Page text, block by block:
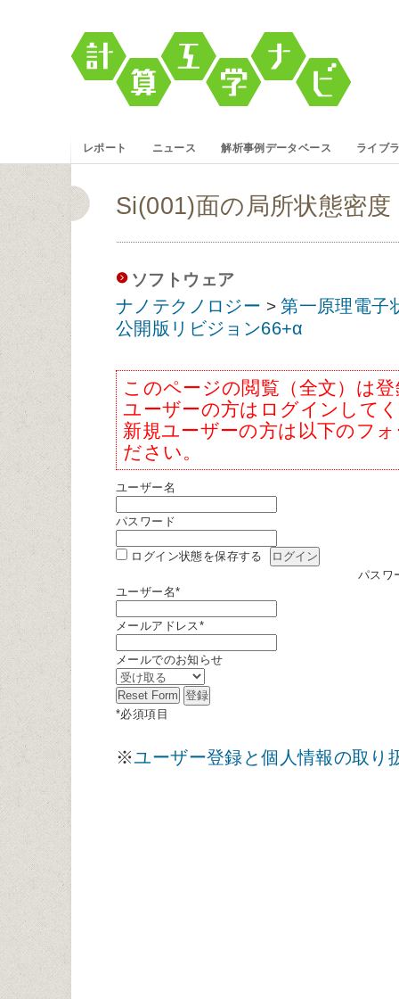
レポート ニュース 解析事例データベース ライブ
Si(001)面の局所状態密
ソフトウェア
ナノテクノロジー >第一原理電子
公開版リビジョン66+α
このページの閲覧（全文）は
ユーザーの方はログインして
新規ユーザーの方は以下のフ
ださい。
ユーザー名
パスワード
ログイン状態を保存する
パスワ
ユーザー名*
メールアドレス*
メールでのお知らせ
*必須項目
※ユーザー登録と個人情報の取り